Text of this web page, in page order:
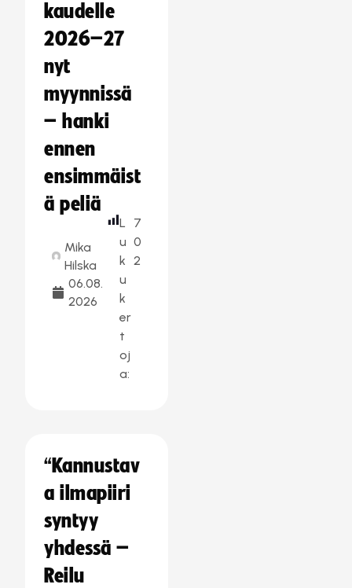
kaudelle
2026–27
nyt
myynnissä
– hanki
ennen
ensimmäist
ä peliä
Mika
Hilska
06.08.
2026
L
u
k
u
k
er
t
oj
a:
7
0
2
“Kannustav
a ilmapiiri
syntyy
yhdessä –
Reilu